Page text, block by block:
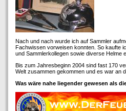
Nach und nach wurde ich auf Sammler
Fachwissen vorweisen konnten. So kaufte
und Sammlerkollegen sowie diverse Helme
Bis zum Jahresbeginn 2004 sind fast 170
Welt zusammen gekommen und es war an
Was wäre nahe liegender gewesen als